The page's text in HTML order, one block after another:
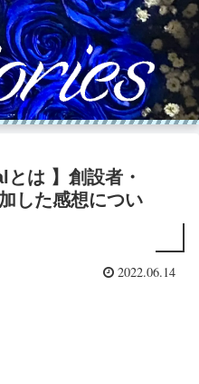
は 】創設者・
した感想につい
2022.06.14